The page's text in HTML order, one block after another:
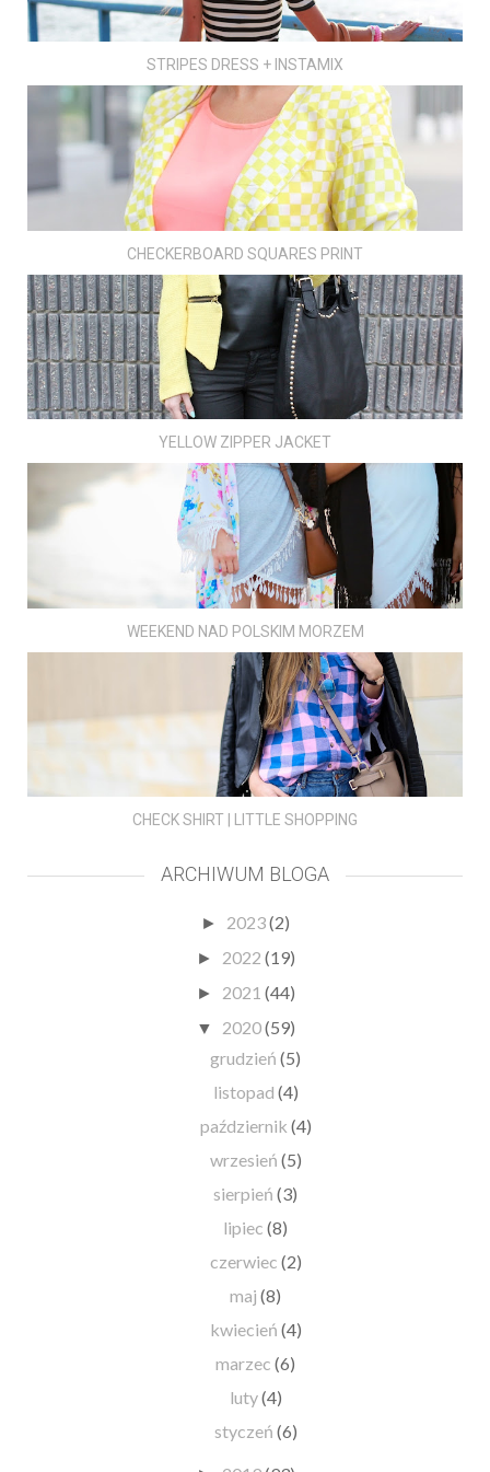
STRIPES DRESS + INSTAMIX
CHECKERBOARD SQUARES PRINT
YELLOW ZIPPER JACKET
WEEKEND NAD POLSKIM MORZEM
CHECK SHIRT | LITTLE SHOPPING
ARCHIWUM BLOGA
► 2023(2)
► 2022 (19)
► 2021 (44)
▼ 2020(59)
grudzień(5)
listopad (4)
październik (4)
wrzesień (5)
sierpień(3)
lipiec(8)
czerwiec (2)
maj(8)
kwiecień (4)
marzec(6)
luty(4)
styczeń (6)